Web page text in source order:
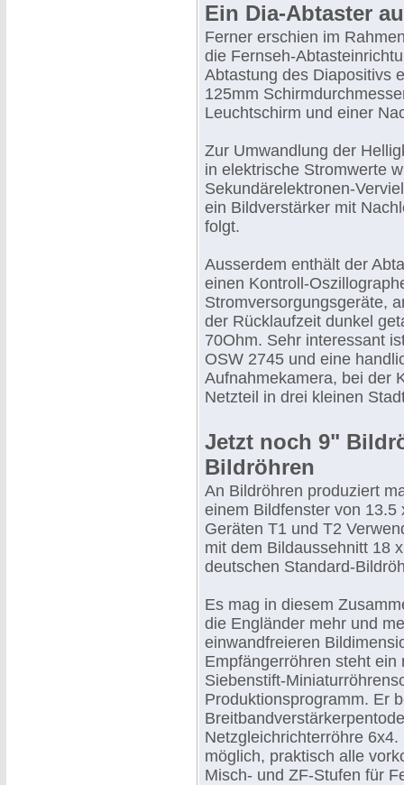
Ein Dia-Abtaster
Ferner erschien im
die Fernseh-
Abtastung des Diapositivs
125mm
Leuchtschirm und einer
Zur Umwandlung der
in elektrische Stromwerte
Sekundärelektronen-
ein Bildverstärker mit
folgt.
Ausserdem enthält der
einen Kontroll-
Stromversorgungsgeräte,
der Rücklaufzeit dunkel
70Ohm. Sehr interessant
OSW 2745 und eine
Aufnahmekamera, bei der
Netzteil in drei kleinen
Jetzt noch 9"
Bildröhren
An Bildröhren produziert
einem Bildfenster von
Geräten T1 und T2
mit dem Bildaussehnitt 18
deutschen Standard-
Es mag in diesem
die Engländer mehr und
einwandfreieren
Empfängerröhren steht
Siebenstift-
Produktionsprogramm. Er
Netzgleichrichterröhre
möglich, praktisch alle
Misch- und ZF-Stufen für